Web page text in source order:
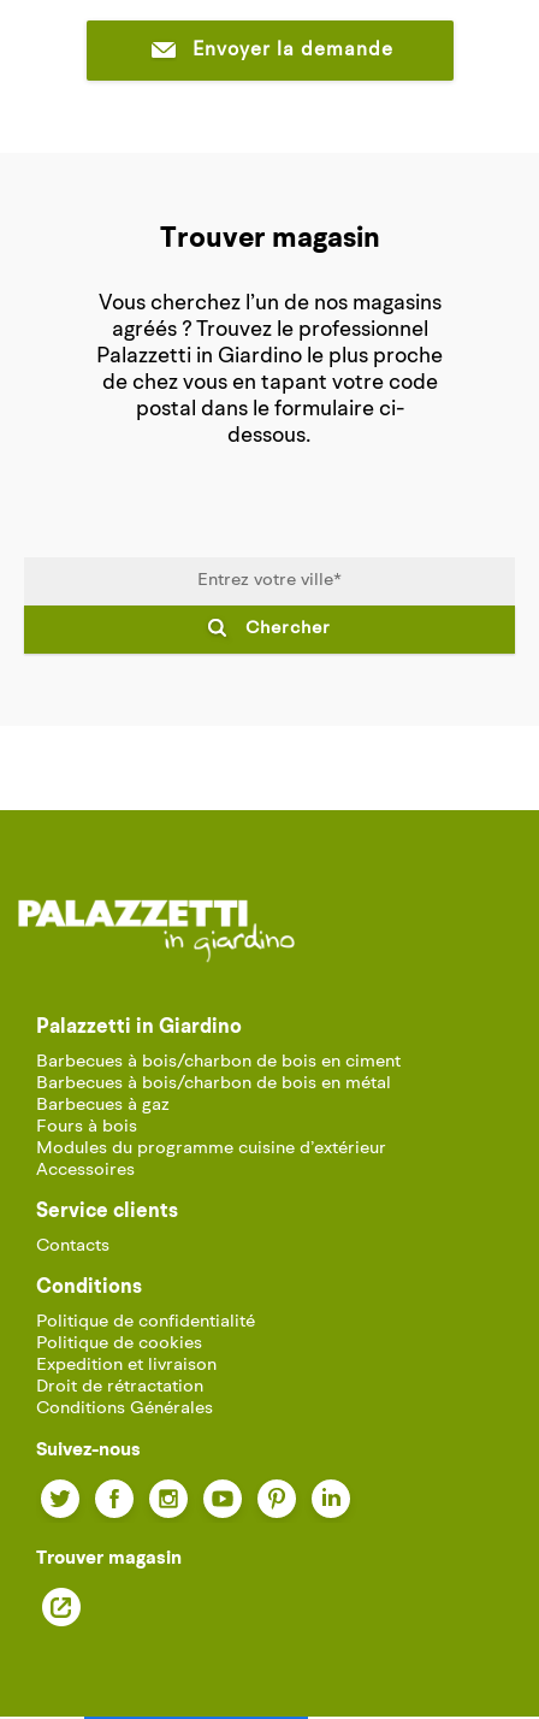
Envoyer la demande
Trouver magasin
Vous cherchez l’un de nos magasins
agréés ? Trouvez le professionnel
Palazzetti in Giardino le plus proche
de chez vous en tapant votre code
postal dans le formulaire ci-
dessous.
Chercher
Palazzetti in Giardino
Barbecues à bois/charbon de bois en ciment
Barbecues à bois/charbon de bois en métal
Barbecues à gaz
Fours à bois
Modules du programme cuisine d’extérieur
Accessoires
Service clients
Contacts
Conditions
Politique de confidentialité
Politique de cookies
Expedition et livraison
Droit de rétractation
Conditions Générales
Suivez-nous
Facebook
Twitter YouTubePinterest
Instagram
Trouver magasin